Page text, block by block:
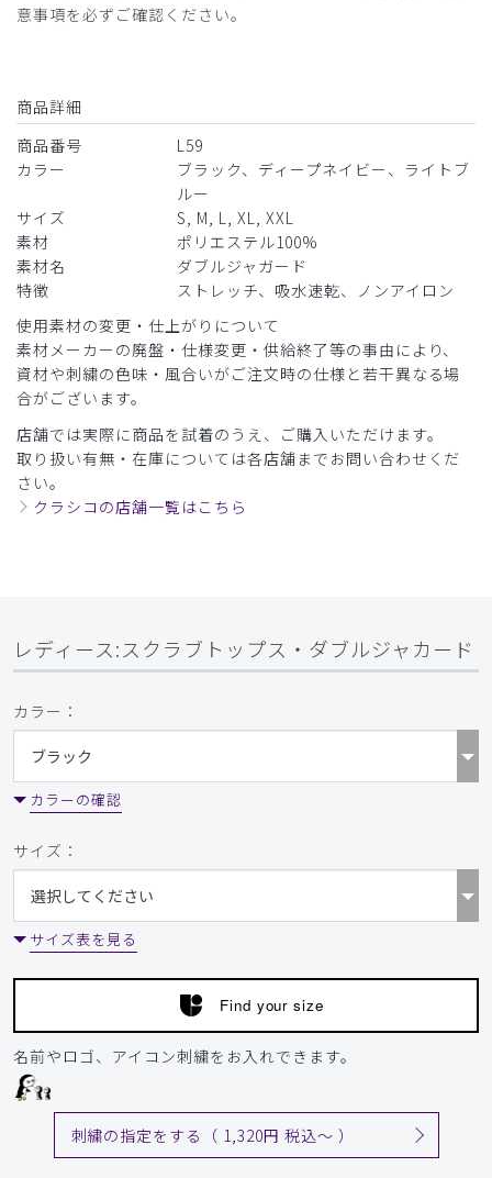
意事項を必ずご確認ください。
商品詳細
商品番号
L59
カラー
ブラック、ディープネイビー、ライトブ
ルー
サイズ
S, M, L, XL, XXL
素材
ポリエステル100%
素材名
ダブルジャガード
特徴
ストレッチ、吸水速乾、ノンアイロン
使用素材の変更・仕上がりについて
素材メーカーの廃盤・仕様変更・供給終了等の事由により、
資材や刺繍の色味・風合いがご注文時の仕様と若干異なる場
合がございます。
店舗では実際に商品を試着のうえ、ご購入いただけます。
取り扱い有無・在庫については各店舗までお問い合わせくだ
さい。
クラシコの店舗一覧はこちら
レディース:スクラブトップス・ダブルジャカード
カラー：
カラーの確認
サイズ：
サイズ表を見る
Find your size
名前やロゴ、アイコン刺繍をお入れできます。
刺繍の指定をする（ 1,320円 税込〜 ）